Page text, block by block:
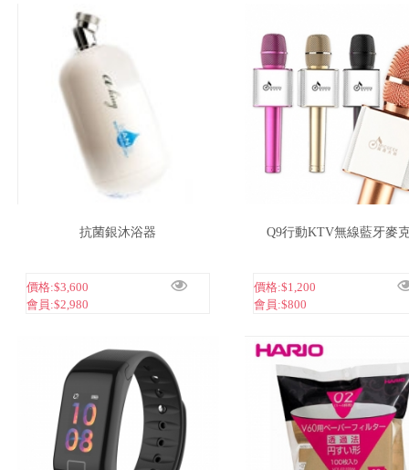
抗菌銀沐浴器
價格:$3,600
會員:$2,980
Q9行動KTV無線藍牙麥
價格:$1,200
會員:$800